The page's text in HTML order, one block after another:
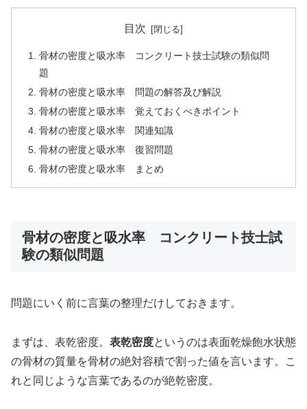
目次
骨材の密度と吸水率 コンクリート技士試験の類似問
題
骨材の密度と吸水率 問題の解答及び解説
骨材の密度と吸水率 覚えておくべきポイント
骨材の密度と吸水率 関連知識
骨材の密度と吸水率 復習問題
骨材の密度と吸水率 まとめ
骨材の密度と吸水率 コンクリート技士試
験の類似問題
問題にいく前に言葉の整理だけしておきます。
まずは、表乾密度。 表乾密度というのは表面乾燥飽水状態
の骨材の質量を骨材の絶対容積で割った値を言います。こ
れと同じような言葉であるのが絶乾密度。